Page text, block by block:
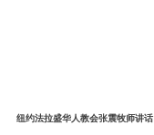
纽约法拉盛华人教会张震牧师讲话